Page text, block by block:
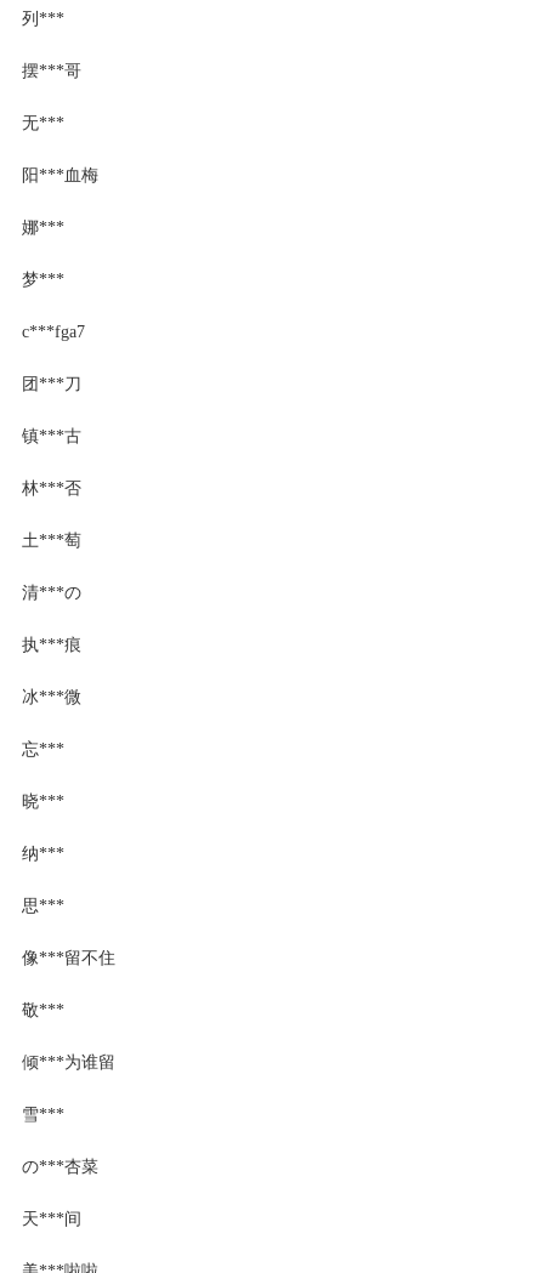
列***
摆***哥
无***
阳***血梅
娜***
梦***
c***fga7
团***刀
镇***古
林***否
土***萄
清***の
执***痕
冰***微
忘***
晓***
纳***
思***
像***留不住
敬***
倾***为谁留
雪***
の***杏菜
天***间